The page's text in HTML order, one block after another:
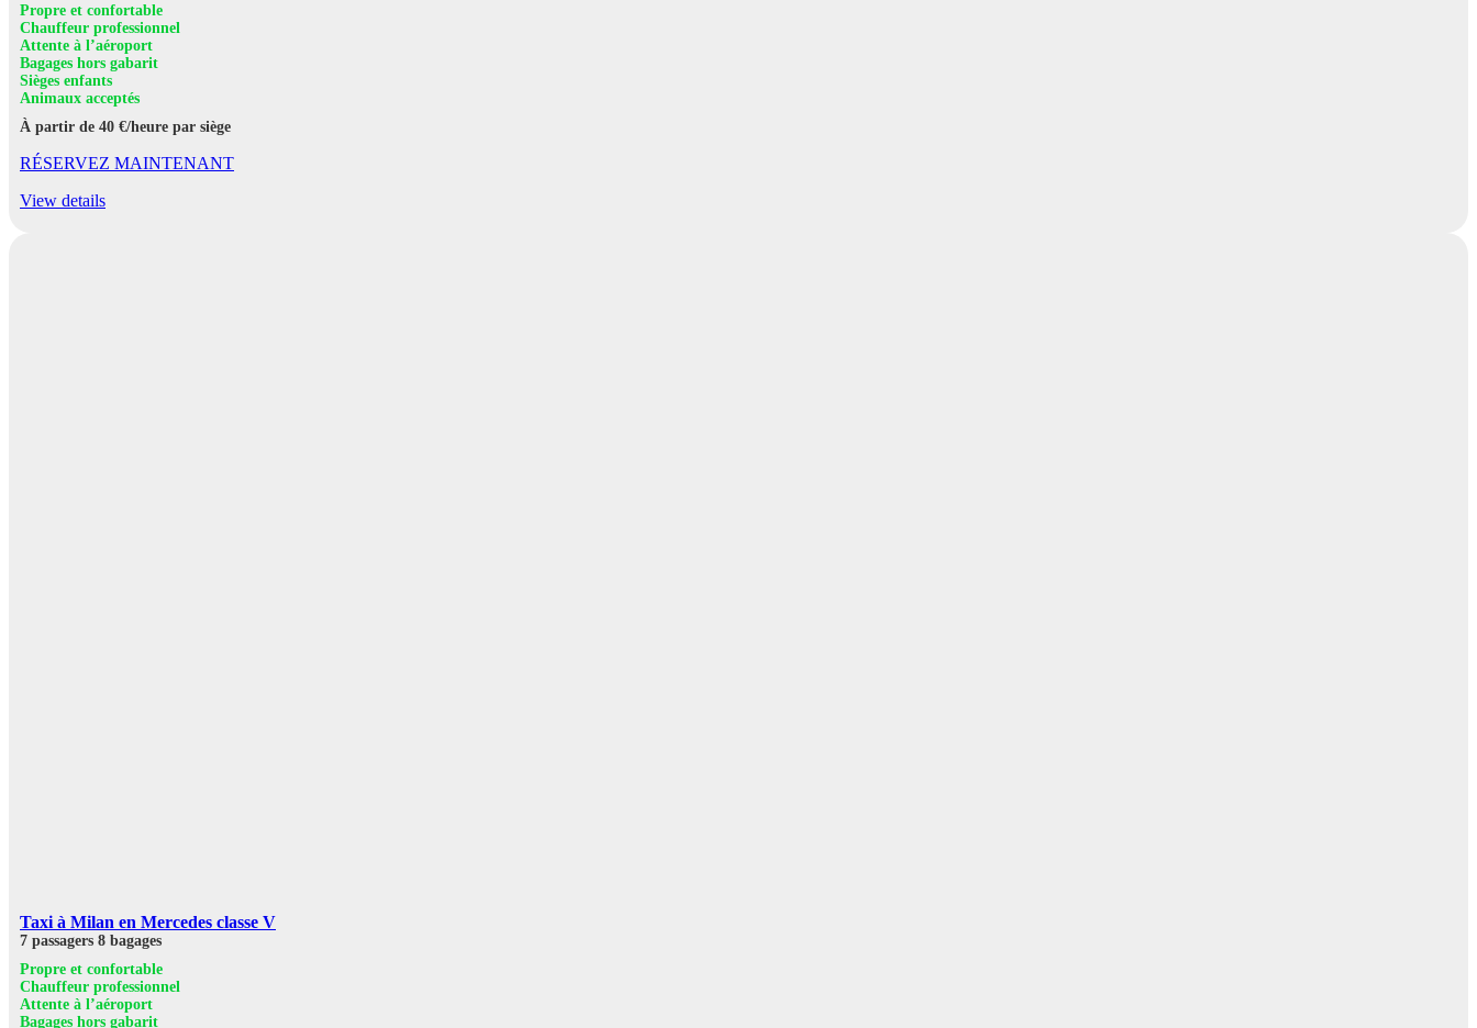
Propre et confortable
Chauffeur professionnel
Attente à l’aéroport
Bagages hors gabarit
Sièges enfants
Animaux acceptés
À partir de 40 €/heure par siège
RÉSERVEZ MAINTENANT
View details
Taxi à Milan en Mercedes classe V
7 passagers 8 bagages
Propre et confortable
Chauffeur professionnel
Attente à l’aéroport
Bagages hors gabarit